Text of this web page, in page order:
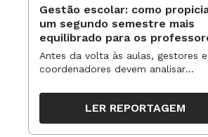
Gestão escolar: como
um segundo semestre mais
equilibrado para os
Antes da volta às aulas, gestores e
coordenadores devem analisar
organizar ações para orientar o
trabalho pedagógico ao longo do
período
LER REPORTAGEM